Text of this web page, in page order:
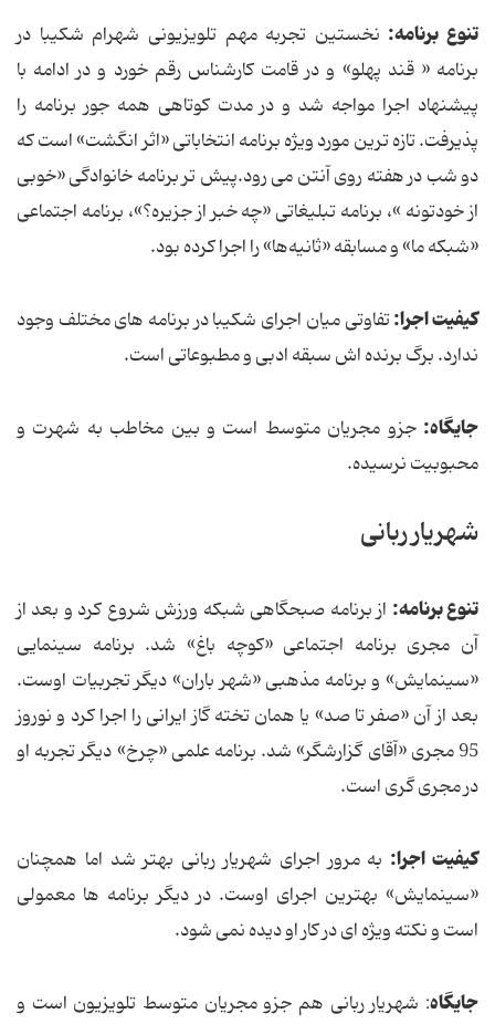
تنوع برنامه: نخستین تجربه مهم تلویزیونی شهرام شکیبا در
برنامه « قند پهلو» و در قامت کارشناس رقم خورد و در ادامه با
پیشنهاد اجرا مواجه شد و در مدت کوتاهی همه جور برنامه را
پذیرفت. تازه ترین مورد ویژه برنامه انتخاباتی «اثر انگشت» است که
دو شب در هفته روی آنتن می رود.پیش تر برنامه خانوادگی «خوبی
از خودتونه »، برنامه تبلیغاتی «چه خبر از جزیره؟»، برنامه اجتماعی
«شبکه ما» و مسابقه «ثانیه‌ها» را اجرا کرده بود.
کیفیت اجرا:تفاوتی میان اجرای شکیبا در برنامه های مختلف وجود
ندارد. برگ برنده اش سبقه ادبی و مطبوعاتی است.
جایگاه: جزو مجریان متوسط است و بین مخاطب به شهرت و
محبوبیت نرسیده.
شهریار ربانی
تنوع برنامه: از برنامه صبحگاهی شبکه ورزش شروع کرد و بعد از
آن مجری برنامه اجتماعی «کوچه باغ» شد. برنامه سینمایی
«سینمایش» و برنامه مذهبی «شهر باران» دیگر تجربیات اوست.
بعد از آن «صفر تا صد» یا همان تخته گاز ایرانی را اجرا کرد و نوروز
95 مجری «آقای گزارشگر» شد. برنامه علمی «چرخ» دیگر تجربه او
در مجری گری است.
کیفیت اجرا: به مرور اجرای شهریار ربانی بهتر شد اما همچنان
«سینمایش» بهترین اجرای اوست. در دیگر برنامه ها معمولی
است و نکته ویژه ای در کار او دیده نمی شود.
جایگاه: شهریار ربانی هم جزو مجریان متوسط تلویزیون است و